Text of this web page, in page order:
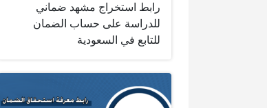
رابط استخراج مشهد ضماني
للدراسة على حساب الضمان
للتابع في السعودية